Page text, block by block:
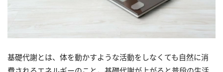
基礎代謝とは、体を動かすような活動をしなくても自然に消